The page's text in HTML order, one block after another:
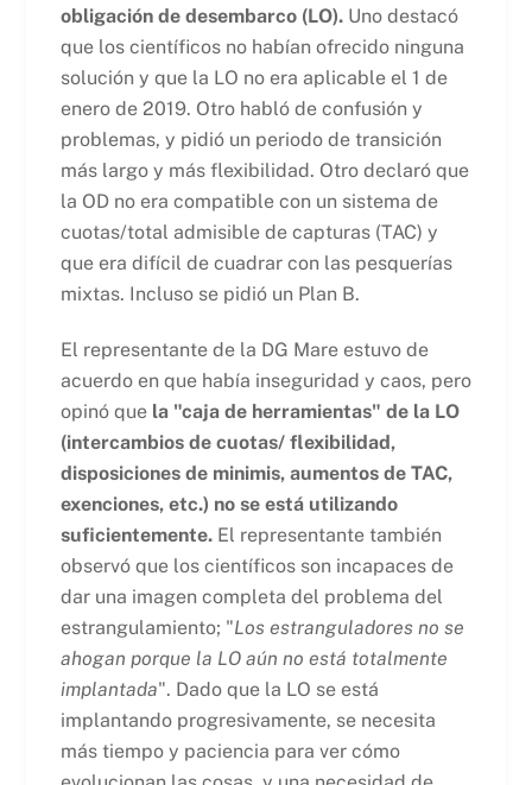
obligación de desembarco (LO).Uno destacó
que los científicos no habían ofrecido ninguna
solución y que la LO no era aplicable el 1 de
enero de 2019. Otro habló de confusión y
problemas, y pidió un periodo de transición
más largo y más flexibilidad. Otro declaró que
la OD no era compatible con un sistema de
cuotas/total admisible de capturas (TAC) y
que era difícil de cuadrar con las pesquerías
mixtas. Incluso se pidió un Plan B.
El representante de la DG Mare estuvo de
acuerdo en que había inseguridad y caos, pero
opinó que la "caja de herramientas" de la LO
(intercambios de cuotas/ flexibilidad,
disposiciones de minimis, aumentos de TAC,
exenciones, etc.) no se está utilizando
suficientemente.El representante también
observó que los científicos son incapaces de
dar una imagen completa del problema del
estrangulamiento; "Los estranguladores no se
ahogan porque la LO aún no está totalmente
implantada". Dado que la LO se está
implantando progresivamente, se necesita
más tiempo y paciencia para ver cómo